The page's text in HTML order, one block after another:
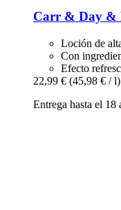
Carr & Day &
Loción de
Con
Efecto
22,99 € (45,98 € / l)
Entrega hasta el 18